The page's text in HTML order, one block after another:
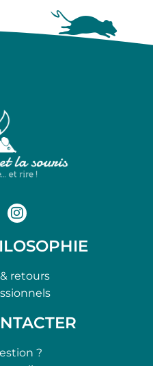
retours
?